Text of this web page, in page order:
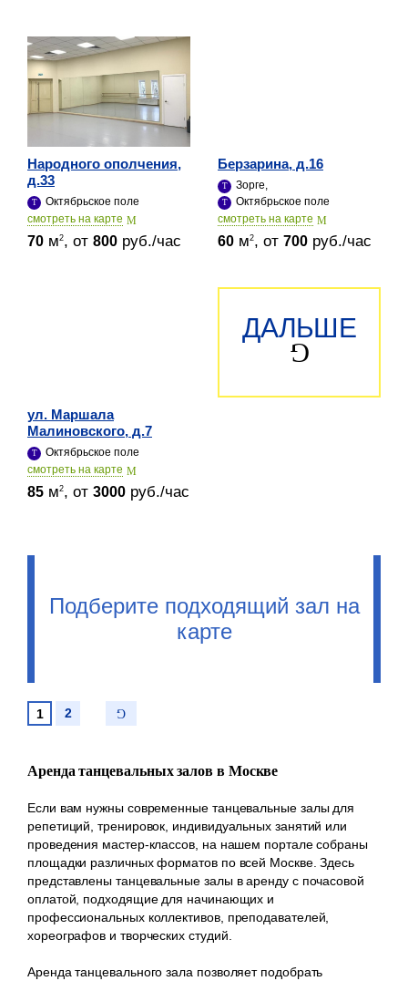
Народного ополчения,
д.33
Октябрьское поле
cмотреть на карте
70 м2, от 800 руб./час
Берзарина, д.16
Зорге,
Октябрьское поле
cмотреть на карте
60 м2, от 700 руб./час
ул. Маршала
Малиновского, д.7
Октябрьское поле
cмотреть на карте
85 м2, от 3000 руб./час
ДАЛЬШЕ
Подберите подходящий зал на
карте
1 2
Аренда танцевальных залов в Москве
Если вам нужны современные танцевальные залы для
репетиций, тренировок, индивидуальных занятий или
проведения мастер-классов, на нашем портале собраны
площадки различных форматов по всей Москве. Здесь
представлены танцевальные залы в аренду с почасовой
оплатой, подходящие для начинающих и
профессиональных коллективов, преподавателей,
хореографов и творческих студий.
Аренда танцевального зала позволяет подобрать